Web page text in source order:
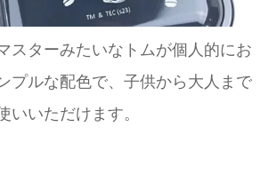
スターみたいなトムが個人的にお
プルな配色で、子供から大人まで
いいただけます。